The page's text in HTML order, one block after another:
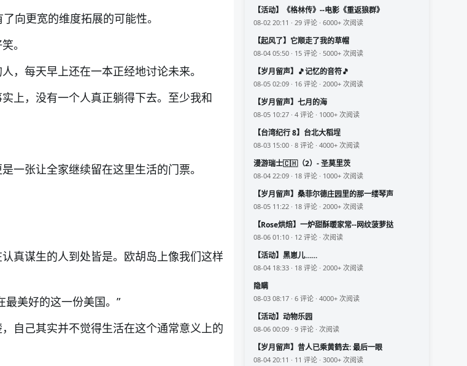
向更宽的维度拓展的可能性。
。
，每天早上还在一本正经地讨论未来。
上，没有一个人真正躺得下去。至少我和
一张让全家继续留在这里生活的门票。
真谋生的人到处皆是。欧胡岛上像我们这样
最美好的这一份美国。”
自己其实并不觉得生活在这个通常意义上的
【活动】《格林传》--电影《重返狼群》
08-02 20:11 · 29 评论 · 6000+ 次阅读
【起风了】它顺走了我的草帽
08-04 05:50 · 15 评论 · 5000+ 次阅读
【岁月留声】🎵记忆的音符🎵
08-05 02:09 · 16 评论 · 2000+ 次阅读
【岁月留声】七月的海
08-05 10:27 · 4 评论 · 1000+ 次阅读
【台湾纪行 8】台北大稻埕
08-03 15:00 · 8 评论 · 4000+ 次阅读
漫游瑞士🇨🇭（2）- 圣莫里茨
08-04 22:09 · 18 评论 · 1000+ 次阅读
【岁月留声】桑菲尔德庄园里的那一缕琴声
08-05 11:22 · 18 评论 · 2000+ 次阅读
【Rose烘焙】一炉甜酥暖家常--网纹菠萝挞
08-06 01:10 · 12 评论 · 次阅读
【活动】黑崽儿……
08-04 18:33 · 18 评论 · 2000+ 次阅读
隐瞒
08-03 08:17 · 6 评论 · 4000+ 次阅读
【活动】动物乐园
08-06 00:09 · 9 评论 · 次阅读
【岁月留声】昔人已乘黄鹤去: 最后一眼
08-04 20:11 · 11 评论 · 3000+ 次阅读